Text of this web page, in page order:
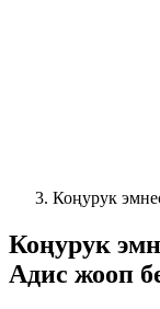
Коңурук
Коңурук
Адис жооп